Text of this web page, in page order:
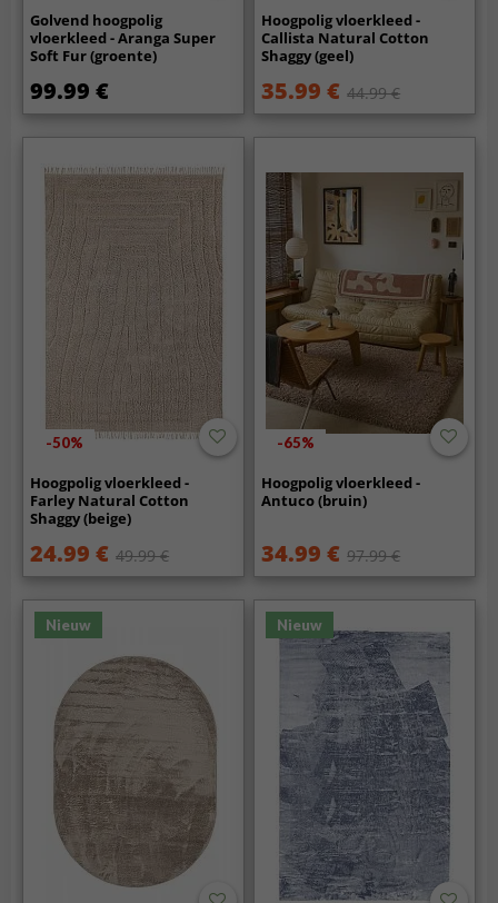
Golvend hoogpolig
vloerkleed - Aranga Super
Soft Fur (groente)
99.99 €
Hoogpolig vloerkleed -
Callista Natural Cotton
Shaggy (geel)
35.99 € 44.99 €
-50%
Hoogpolig vloerkleed -
Farley Natural Cotton
Shaggy (beige)
24.99 € 49.99 €
-65%
Hoogpolig vloerkleed -
Antuco (bruin)
34.99 € 97.99 €
Nieuw Nieuw